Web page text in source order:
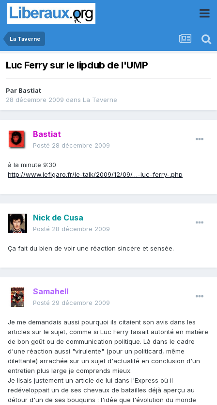
La Taverne
Luc Ferry sur le lipdub de l'UMP
Par Bastiat
28 décembre 2009 dans La Taverne
Bastiat
Posté 28 décembre 2009
à la minute 9:30
http://www.lefigaro.fr/le-talk/2009/12/09/…-luc-ferry-.php
Nick de Cusa
Posté 28 décembre 2009
Ça fait du bien de voir une réaction sincère et sensée.
Samahell
Posté 29 décembre 2009
Je me demandais aussi pourquoi ils citaient son avis dans les
articles sur le sujet, comme si Luc Ferry faisait autorité en matière
de bon goût ou de communication politique. Là dans le cadre
d'une réaction aussi "virulente" (pour un politicard, même
dilettante) arrachée sur un sujet d'actualité en conclusion d'un
entretien plus large je comprends mieux.
Je lisais justement un article de lui dans l'Express où il
redéveloppait un de ses chevaux de batailles déjà aperçu au
détour d'un de ses bouquins : l'idée que l'évolution du monde